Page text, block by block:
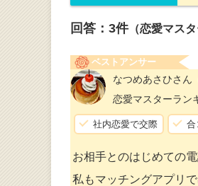
回答： 3件（恋愛マスタ
ベストアンサー
なつめあさひさん
恋愛マスターラン
社内恋愛で交際 合
お相手とのはじめての
私もマッチングアプリ